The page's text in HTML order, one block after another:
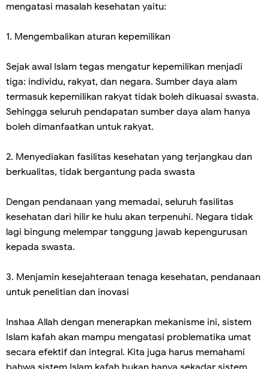
mengatasi masalah kesehatan yaitu:
1. Mengembalikan aturan kepemilikan
Sejak awal Islam tegas mengatur kepemilikan menjadi
tiga: individu, rakyat, dan negara. Sumber daya alam
termasuk kepemilikan rakyat tidak boleh dikuasai swasta.
Sehingga seluruh pendapatan sumber daya alam hanya
boleh dimanfaatkan untuk rakyat.
2. Menyediakan fasilitas kesehatan yang terjangkau dan
berkualitas, tidak bergantung pada swasta
Dengan pendanaan yang memadai, seluruh fasilitas
kesehatan dari hilir ke hulu akan terpenuhi. Negara tidak
lagi bingung melempar tanggung jawab kepengurusan
kepada swasta.
3. Menjamin kesejahteraan tenaga kesehatan, pendanaan
untuk penelitian dan inovasi
Inshaa Allah dengan menerapkan mekanisme ini, sistem
Islam kafah akan mampu mengatasi problematika umat
secara efektif dan integral. Kita juga harus memahami